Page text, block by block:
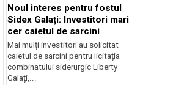
Noul interes pentru fostul
Sidex Galați: Investitori mari
cer caietul de sarcini
Mai mulți investitori au solicitat
caietul de sarcini pentru licitația
combinatului siderurgic Liberty
Galați,...